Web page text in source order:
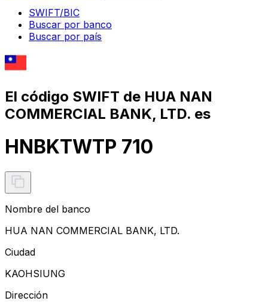
SWIFT/BIC
Buscar por banco
Buscar por país
El código SWIFT de HUA NAN
COMMERCIAL BANK, LTD. es
HNBKTWTP 710
Nombre del banco
HUA NAN COMMERCIAL BANK, LTD.
Ciudad
KAOHSIUNG
Dirección